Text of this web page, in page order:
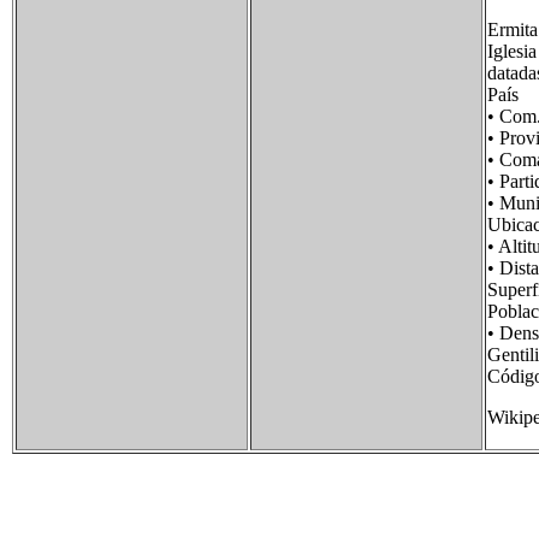
País
•
•
•
•
•
•
•
•